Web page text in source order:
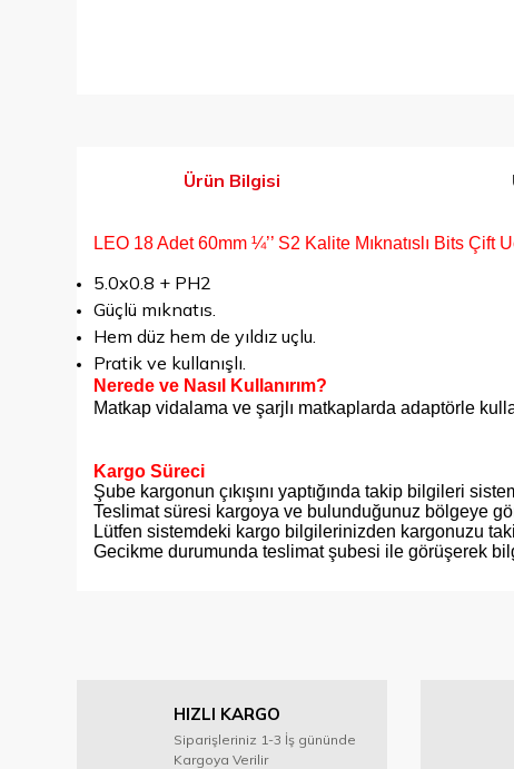
Ürün Bilgisi
LEO 18 Adet 60mm ¼’’ S2 Kalite Mıknatıslı Bits Çift
5.0x0.8 + PH2
Güçlü mıknatıs.
Hem düz hem de yıldız uçlu.
Pratik ve kullanışlı.
Nerede ve Nasıl Kullanırım?
Matkap vidalama ve şarjlı matkaplarda adaptörle
Kargo Süreci
Şube kargonun çıkışını yaptığında takip bilgileri
Teslimat süresi kargoya ve bulunduğunuz bölgeye
Lütfen sistemdeki kargo bilgilerinizden kargonuzu
Gecikme durumunda teslimat şubesi ile görüşerek
Ürün açıklamasında eksik bilgiler bulunuyor.
Ürün bilgilerinde hatalar bulunuyor.
HIZLI KARGO
Siparişleriniz 1-3 İş gününde
Kargoya Verilir